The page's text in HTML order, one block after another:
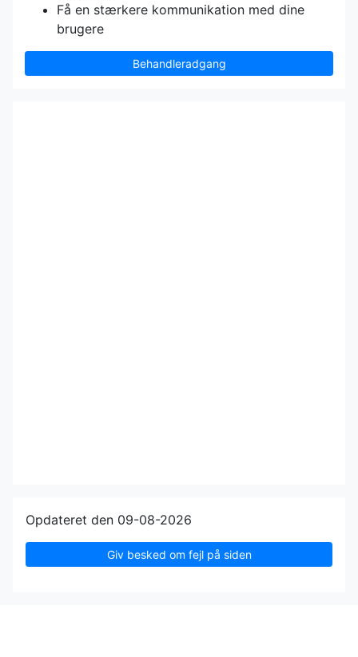
Få en stærkere kommunikation med dine
brugere
Behandleradgang
Opdateret den 09-08-2026
Giv besked om fejl på siden